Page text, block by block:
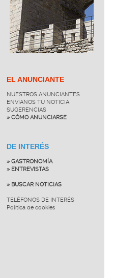
EL ANUNCIANTE
NUESTROS ANUNCIANTES
ENVÍANOS TU NOTICIA
SUGERENCIAS
» CÓMO ANUNCIARSE
DE INTERÉS
» GASTRONOMÍA
» ENTREVISTAS
» BUSCAR NOTICIAS
TELÉFONOS DE INTERÉS
Política de cookies